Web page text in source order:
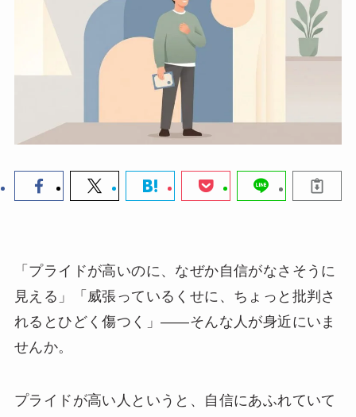
「プライドが高いのに、なぜか自信がなさそうに
見える」「威張っているくせに、ちょっと批判さ
れるとひどく傷つく」——そんな人が身近にいま
せんか。
プライドが高い人というと、自信にあふれていて